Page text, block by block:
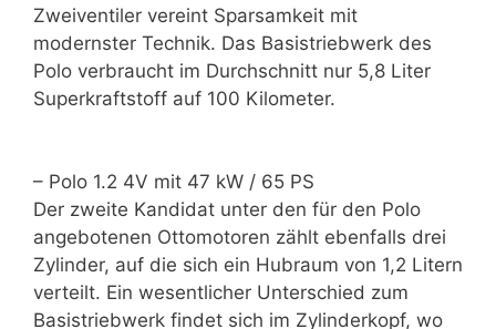
Zweiventiler vereint Sparsamkeit mit
modernster Technik. Das Basistriebwerk des
Polo verbraucht im Durchschnitt nur 5,8 Liter
Superkraftstoff auf 100 Kilometer.
– Polo 1.2 4V mit 47 kW / 65 PS
Der zweite Kandidat unter den für den Polo
angebotenen Ottomotoren zählt ebenfalls drei
Zylinder, auf die sich ein Hubraum von 1,2 Litern
verteilt. Ein wesentlicher Unterschied zum
Basistriebwerk findet sich im Zylinderkopf, wo